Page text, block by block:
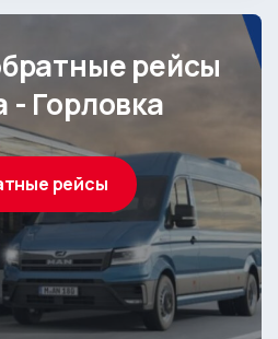
рейсы
- Горловка
рейсы